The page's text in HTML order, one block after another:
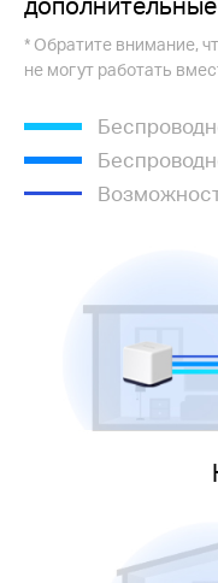
* Обратите внимание,
не могут работать